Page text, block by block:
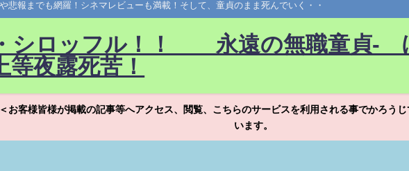
悲報までも網羅！シネマレビューも満載！そして、童貞のまま死んでいく・・
シロッフル！！ 永遠の無職童貞-
夜露死苦！
お客様皆様が掲載の記事等へアクセス、閲覧、こちらのサービスを利用される事でかろう
います。